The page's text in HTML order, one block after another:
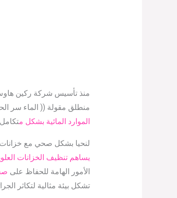
منذ تأسيس شركة ركين
منطلق مقولة (( الماء سر
الموارد المائية بشكل م
لنحيا بشكل صحي مع خزانات
يساهم تنظيف الخزانات
الأمور الهامة للحفاظ على
تشكل بيئة مثالية لتكاثر